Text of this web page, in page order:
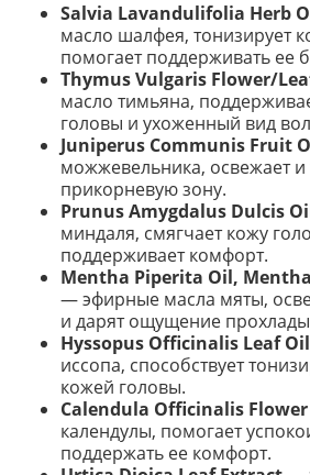
Salvia Lavandulifolia Herb
масло шалфея, тонизирует
помогает поддерживать ее
Thymus Vulgaris Flower/
масло тимьяна,
головы и ухоженный вид
Juniperus Communis Fruit
можжевельника, освежает и
прикорневую зону.
Prunus Amygdalus Dulcis
миндаля, смягчает кожу
поддерживает комфорт.
Mentha Piperita Oil,
— эфирные масла мяты,
и дарят ощущение
Hyssopus Officinalis Leaf Oil
иссопа, способствует
кожей головы.
Calendula Officinalis
календулы, помогает
поддержать ее комфорт.